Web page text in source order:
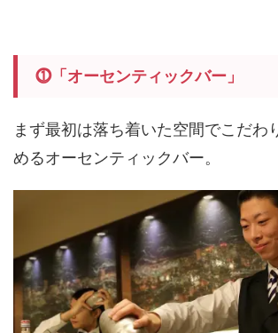
⓵「オーセンティックバー」
まず最初は落ち着いた空間でこだわ
めるオーセンティックバー。